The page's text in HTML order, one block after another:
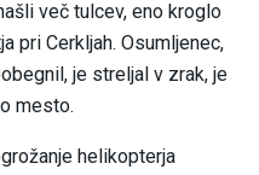
več tulcev, eno kroglo
pri Cerkljah. Osumljenec,
je streljal v zrak, je
mesto.
helikopterja